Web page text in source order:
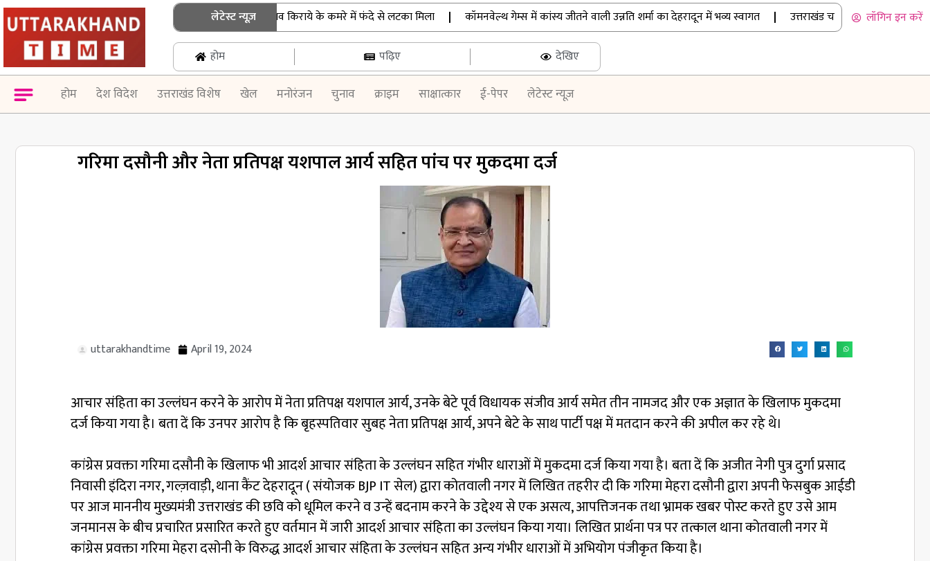
लेटेस्ट न्यूज़
श्रीनगर गढ़वाल में बिहार के छात्र का शव किराये के कमरे में फंदे से लटका मिला | कॉमनवेल्थ गेम्स में कांस्य जीतने वाली उन्नति शर्मा का देहरादून में भव्य स्वागत | उत्तराखंड चार धाम यात्रा: मानसून में भी
लॉगिन इन करें
होम पढ़िए देखिए
होम देश विदेश उत्तराखंड विशेष खेल मनोरंजन चुनाव क्राइम साक्षात्कार ई-पेपर लेटेस्ट न्यूज़
गरिमा दसौनी और नेता प्रतिपक्ष यशपाल आर्य सहित पांच पर मुकदमा दर्ज
uttarakhandtime April 19, 2024
आचार संहिता का उल्लंघन करने के आरोप में नेता प्रतिपक्ष यशपाल आर्य, उनके बेटे पूर्व विधायक संजीव आर्य समेत तीन नामजद और एक अज्ञात के खिलाफ मुकदमा
दर्ज किया गया है। बता दें कि उनपर आरोप है कि बृहस्पतिवार सुबह नेता प्रतिपक्ष आर्य, अपने बेटे के साथ पार्टी पक्ष में मतदान करने की अपील कर रहे थे।
कांग्रेस प्रवक्ता गरिमा दसौनी के खिलाफ भी आदर्श आचार संहिता के उल्लंघन सहित गंभीर धाराओं में मुकदमा दर्ज किया गया है। बता दें कि अजीत नेगी पुत्र दुर्गा प्रसाद
निवासी इंदिरा नगर, गल्ज़वाड़ी, थाना कैंट देहरादून ( संयोजक BJP IT सेल) द्वारा कोतवाली नगर में लिखित तहरीर दी कि गरिमा मेहरा दसौनी द्वारा अपनी फेसबुक आईडी
पर आज माननीय मुख्यमंत्री उत्तराखंड की छवि को धूमिल करने व उन्हें बदनाम करने के उद्देश्य से एक असत्य, आपत्तिजनक तथा भ्रामक खबर पोस्ट करते हुए उसे आम
जनमानस के बीच प्रचारित प्रसारित करते हुए वर्तमान में जारी आदर्श आचार संहिता का उल्लंघन किया गया। लिखित प्रार्थना पत्र पर तत्काल थाना कोतवाली नगर में
कांग्रेस प्रवक्ता गरिमा मेहरा दसोनी के विरुद्ध आदर्श आचार संहिता के उल्लंघन सहित अन्य गंभीर धाराओं में अभियोग पंजीकृत किया है।